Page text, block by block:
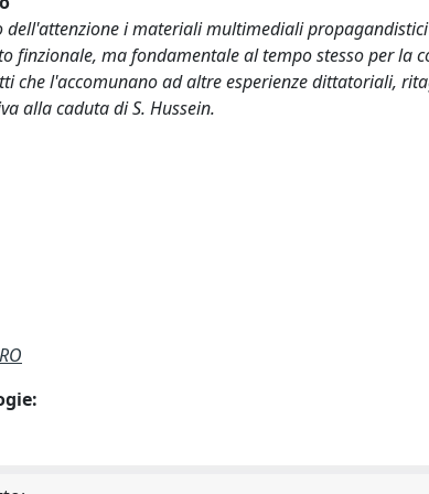
dell'attenzione i materiali multimediali
finzionale, ma fondamentale al tempo stesso per la
che l'accomunano ad altre esperienze dittatoriali,
alla caduta di S. Hussein.